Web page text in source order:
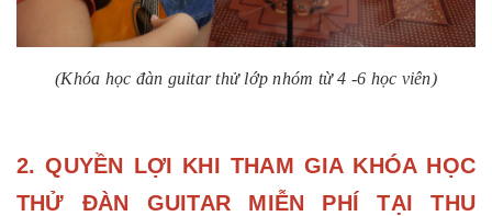
(Khóa học đàn guitar thử lớp nhóm từ 4 -6 học viên)
2. QUYỀN LỢI KHI THAM GIA KHÓA HỌC
THỬ ĐÀN GUITAR MIỄN PHÍ TẠI THU